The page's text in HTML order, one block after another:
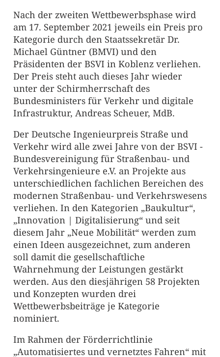
Nach der zweiten Wettbewerbsphase wird
am 17. September 2021 jeweils ein Preis pro
Kategorie durch den Staatssekretär Dr.
Michael Güntner (BMVI) und den
Präsidenten der BSVI in Koblenz verliehen.
Der Preis steht auch dieses Jahr wieder
unter der Schirmherrschaft des
Bundesministers für Verkehr und digitale
Infrastruktur, Andreas Scheuer, MdB.
Der Deutsche Ingenieurpreis Straße und
Verkehr wird alle zwei Jahre von der BSVI -
Bundesvereinigung für Straßenbau- und
Verkehrsingenieure e.V. an Projekte aus
unterschiedlichen fachlichen Bereichen des
modernen Straßenbau- und Verkehrswesens
verliehen. In den Kategorien „Baukultur“,
„Innovation | Digitalisierung“ und seit
diesem Jahr „Neue Mobilität“ werden zum
einen Ideen ausgezeichnet, zum anderen
soll damit die gesellschaftliche
Wahrnehmung der Leistungen gestärkt
werden. Aus den diesjährigen 58 Projekten
und Konzepten wurden drei
Wettbewerbsbeiträge je Kategorie
nominiert.
Im Rahmen der Förderrichtlinie
„Automatisiertes und vernetztes Fahren“ mit